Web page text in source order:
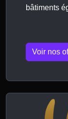
bâtiments
Voir nos